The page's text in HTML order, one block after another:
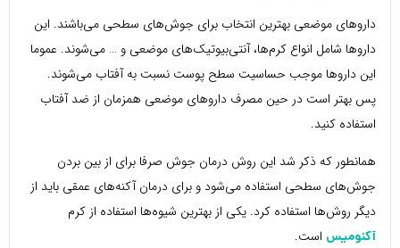
داروهای موضعی بهترین انتخاب برای جوش‌های سطحی می‌باشند. این
داروها شامل انواع کرم‌ها، آنتی‌بیوتیک‌های موضعی و … می‌شوند. عموما
این داروها موجب حساسیت سطح پوست نسبت به آفتاب می‌شوند.
پس بهتر است در حین مصرف داروهای موضعی همزمان از ضد آفتاب
استفاده کنید.
همانطور که ذکر شد این روش درمان جوش صرفا برای از بین بردن
جوش‌های سطحی استفاده می‌شود و برای درمان آکنه‌های عمقی باید از
دیگر روش‌ها استفاده کرد. یکی از بهترین شیوه‌ها استفاده از کرم
آکنومیس است.